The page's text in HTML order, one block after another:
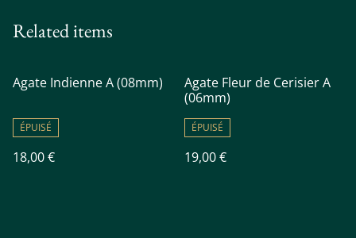
Related items
Agate Indienne A (08mm)
ÉPUISÉ
18,00 €
Agate Fleur de Cerisier A
(06mm)
ÉPUISÉ
19,00 €